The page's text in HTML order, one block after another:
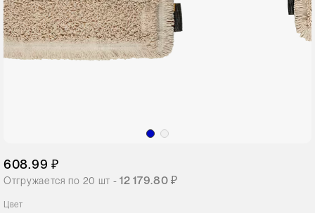
608.99 ₽
Отгружается по 20 шт -12 179.80 ₽
Цвет